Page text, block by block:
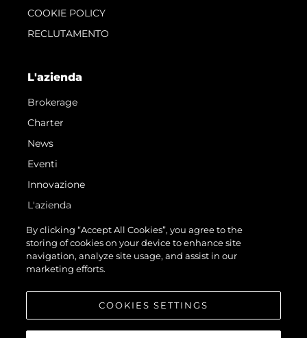
COOKIE POLICY
RECLUTAMENTO
L'azienda
Brokerage
Charter
News
Eventi
Innovazione
L'azienda
Il Team
Lifestyle
Heritage
By clicking “Accept All Cookies”, you agree to the
storing of cookies on your device to enhance site
navigation, analyze site usage, and assist in our
marketing efforts.
COOKIES SETTINGS